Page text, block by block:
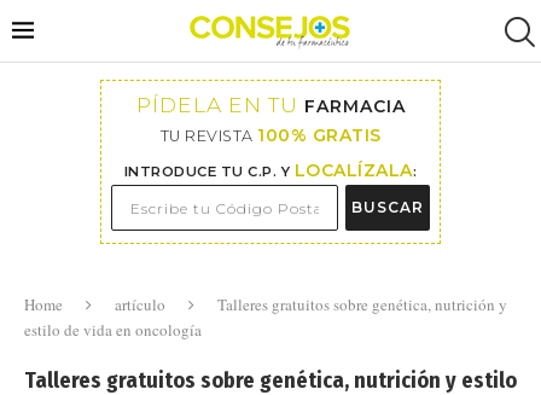
PÍDELA EN TU FARMACIA
TU REVISTA 100% GRATIS
INTRODUCE TU C.P. Y LOCALÍZALA:
BUSCAR
Home artículo
Talleres gratuitos sobre genética, nutrición y
estilo de vida en oncología
Talleres gratuitos sobre genética, nutrición y estilo